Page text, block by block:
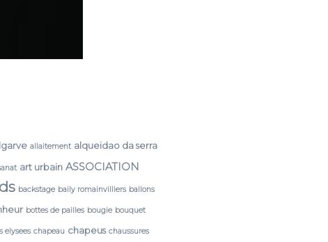
allaitement alqueidao da serra
art urbain ASSOCIATION
backstage baily romainvilliers ballons
bottes de pailles bougie bouquet
elysees chapeau chapeus chaussures